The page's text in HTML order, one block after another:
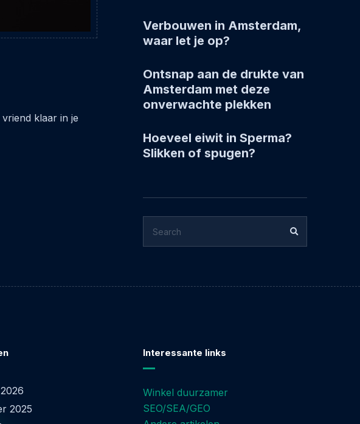
klaar in je
Verbouwen in Amsterdam,
waar let je op?
Ontsnap aan de drukte van
Amsterdam met deze
onverwachte plekken
Hoeveel eiwit in Sperma?
Slikken of spugen?
FOR:
2025
Interessante links
Winkel duurzamer
SEO/SEA/GEO